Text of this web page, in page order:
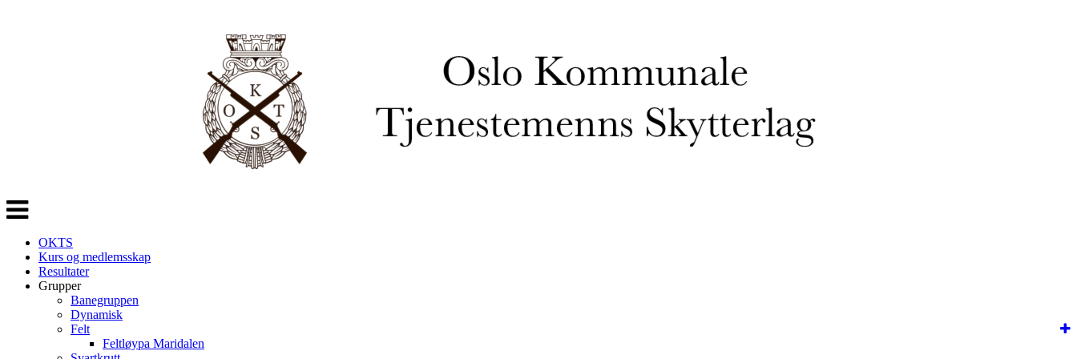
Veksle
navigasjon
OKTS
Kurs og medlemsskap
Resultater
Grupper
Banegruppen
Dynamisk
Felt
Feltløypa Maridalen